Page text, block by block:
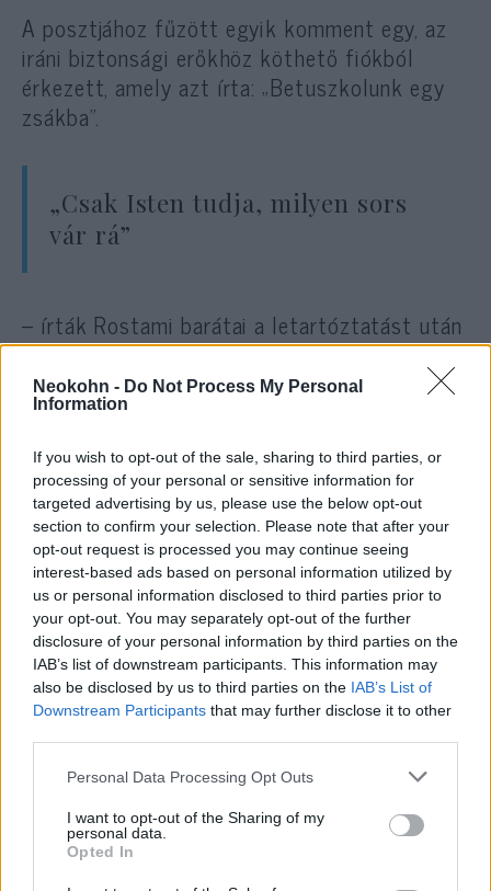
Neokohn - Do Not Process My Personal
Information
If you wish to opt-out of the sale, sharing to third parties, or
processing of your personal or sensitive information for
targeted advertising by us, please use the below opt-out
section to confirm your selection. Please note that after your
opt-out request is processed you may continue seeing
interest-based ads based on personal information utilized by
us or personal information disclosed to third parties prior to
your opt-out. You may separately opt-out of the further
disclosure of your personal information by third parties on the
IAB’s list of downstream participants. This information may
also be disclosed by us to third parties on the IAB’s List of
Downstream Participants that may further disclose it to other
Please note that this website/app uses one or more Google
not limited to your visit or usage behaviour. You may click to
grant or deny consent to Google and its third-party tags to
use your data for below specified purposes in below Google
consent section.
Personal Data Processing Opt Outs
I want to opt-out of the Sharing of my
personal data.
Opted In
A posztjához fűzött egyik komment egy, az
iráni biztonsági erőkhöz köthető fiókból
érkezett, amely azt írta: „Betuszkolunk egy
zsákba”.
„Csak Isten tudja, milyen sors
vár rá”
– írták Rostami barátai a letartóztatást után
a közösségi médiában.
Az iráni sportolók Izraelt támogató hulláma
söpört végig a közösségi médián azóta, hogy
az Iszlám Köztársaság szombat éjjel
példátlan drón- és rakétacsapást mért a
zsidó államra. Korábbi és jelenlegi
futballisták, a dzsúdó válogatott edzője és
sokan mások elítélték a teheráni hatóságok
brutalitását, és igyekeztek elhatárolódni a
rezsimtől.
„Mi vagyunk Irán. Nem az Iszlám
Köztársaság”
– írták többen.